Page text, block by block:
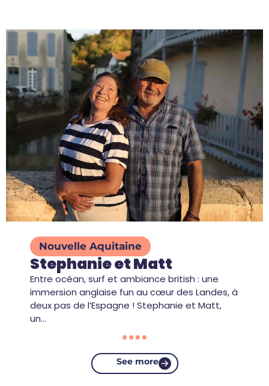
Nouvelle Aquitaine
Stephanie et Matt
Entre océan, surf et ambiance british : une
immersion anglaise fun au cœur des Landes, à
deux pas de l’Espagne ! Stephanie et Matt,
un…
See more